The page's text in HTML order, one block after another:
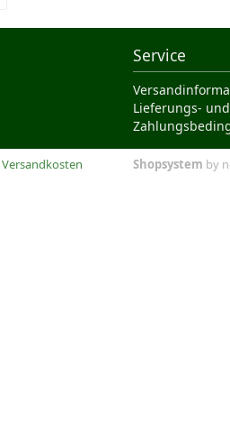
Service
Lieferungs- und
Versandkosten Shopsystem by